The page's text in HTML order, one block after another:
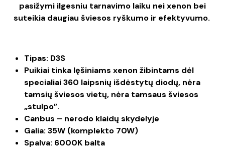
pasižymi ilgesniu tarnavimo laiku nei xenon bei
suteikia daugiau šviesos ryškumo ir efektyvumo.
Tipas: D3S
Puikiai tinka lęšiniams xenon žibintams dėl
specialiai 360 laipsnių išdėstytų diodų, nėra
tamsių šviesos vietų, nėra tamsaus šviesos
„stulpo”.
Canbus – nerodo klaidų skydelyje
Galia: 35W (komplekto 70W)
Spalva: 6000K balta